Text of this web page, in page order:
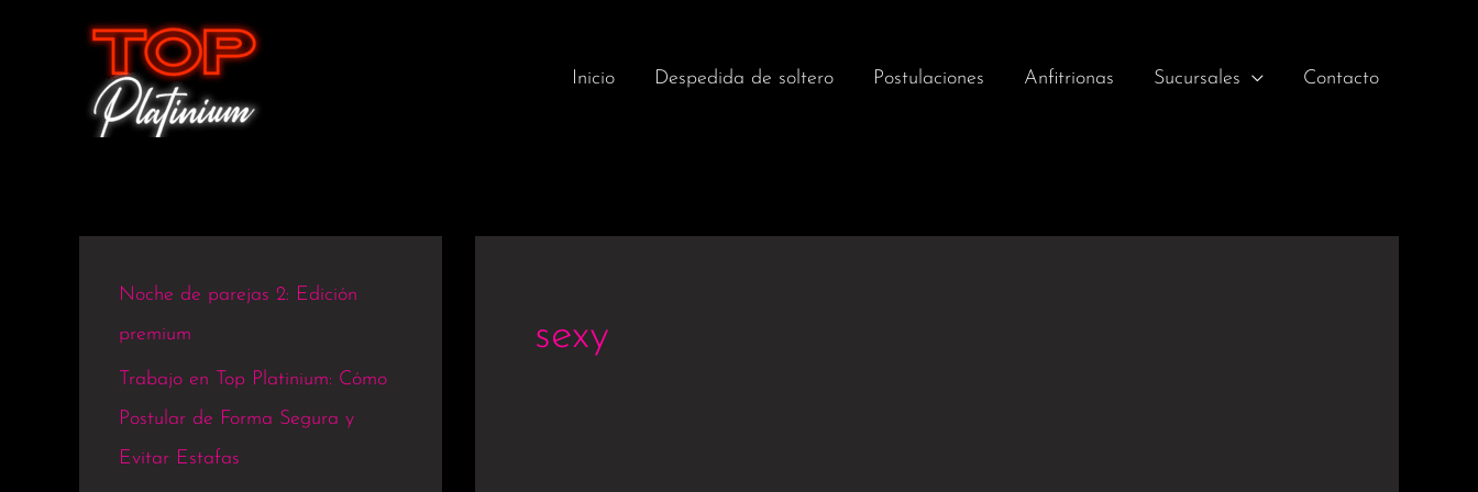
Inicio Despedida de soltero Postulaciones Anfitrionas Sucursales Contacto
Noche de parejas 2: Edición
premium
Trabajo en Top Platinium: Cómo
Postular de Forma Segura y
Evitar Estafas
sexy